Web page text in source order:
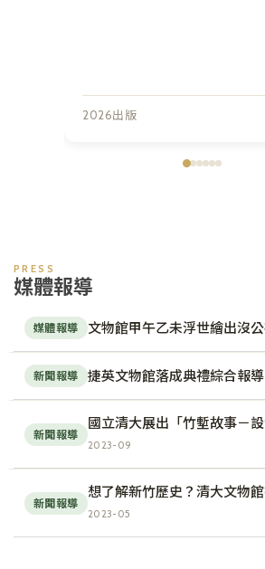
2026出版
PRESS
媒體報導
媒體報導
新聞報導 捷英文物館落成典禮綜合報導
新聞報導
2023-09
新聞報導
2023-05